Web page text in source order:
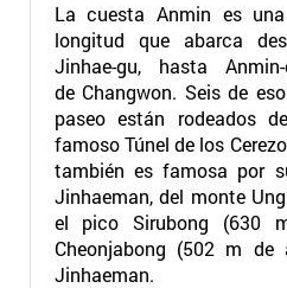
La cuesta Anmin es
longitud que abarca
Jinhae-gu, hasta
de Changwon. Seis de
paseo están rodeados
famoso Túnel de los
también es famosa por
Jinhaeman, del monte
el pico Sirubong (630
Cheonjabong (502 m
Jinhaeman.